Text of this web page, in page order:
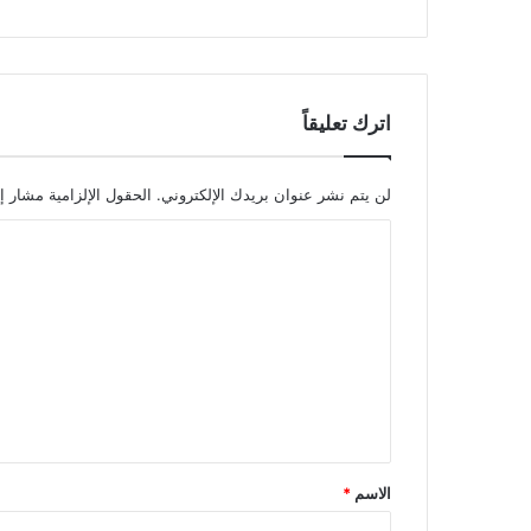
اترك تعليقاً
لن يتم نشر عنوان بريدك الإلكتروني. الحقول الإلزامية مشار
*
الاسم *